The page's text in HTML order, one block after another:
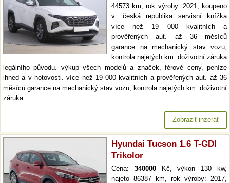
44573 km, rok výroby: 2021, koupeno
v: česká republika servisní knížka
více než 19 000 kvalitních a
prověřených aut. až 36 měsíců
garance na mechanický stav vozu,
kontrola najetých km. doživotní záruka
legálního původu. výkup všech modelů a značek, férové ceny, peníze
ihned a v hotovosti. více než 19 000 kvalitních a prověřených aut. až 36
měsíců garance na mechanický stav vozu, kontrola najetých km. doživotní
záruka…
Zobrazit inzerát
Hyundai Tucson 1.6 T-GDI
Trikolor
Cena: 340000Kč, výkon 130 kw,
najeto 86387 km, rok výroby: 2017,